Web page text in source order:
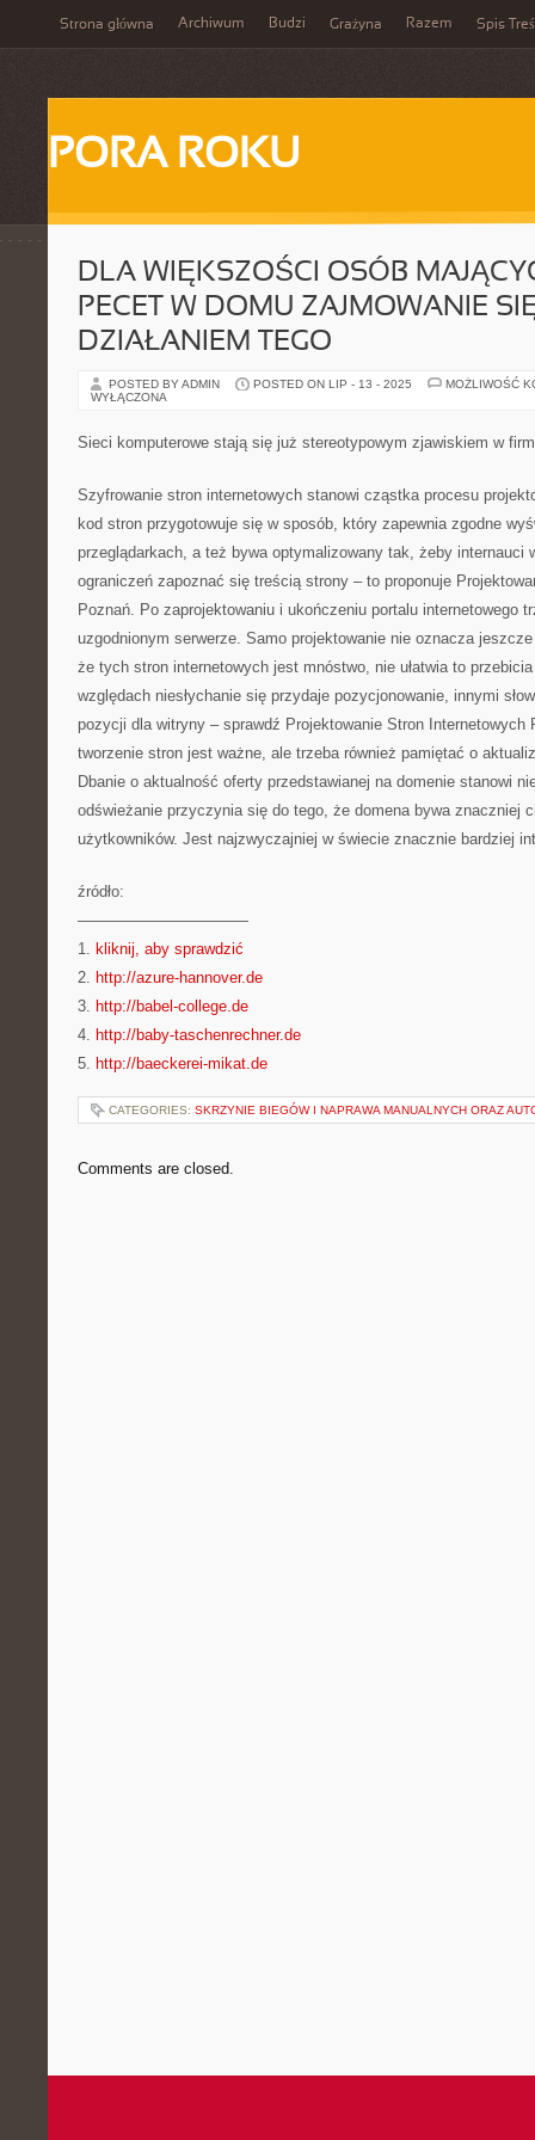
Strona główna Archiwum Budzi Grażyna Razem Spis
PORA ROKU
DLA WIĘKSZOŚCI OSÓB
PECET W DOMU ZAJMOWANIE
DZIAŁANIEM TEGO
POSTED BY ADMIN POSTED ON LIP - 13 - 2025
MOŻLIWOŚĆ
WYŁĄCZONA
Sieci komputerowe stają się już stereotypowym zjawiskiem w
Szyfrowanie stron internetowych stanowi cząstka procesu
kod stron przygotowuje się w sposób, który zapewnia zgodne
przeglądarkach, a też bywa optymalizowany tak, żeby internauci
ograniczeń zapoznać się treścią strony – to proponuje
Poznań. Po zaprojektowaniu i ukończeniu portalu internetowego
uzgodnionym serwerze. Samo projektowanie nie oznacza
że tych stron internetowych jest mnóstwo, nie ułatwia to
względach niesłychanie się przydaje pozycjonowanie, innymi
pozycji dla witryny – sprawdź Projektowanie Stron Internetowych
tworzenie stron jest ważne, ale trzeba również pamiętać o
Dbanie o aktualność oferty przedstawianej na domenie stanowi
odświeżanie przyczynia się do tego, że domena bywa znaczniej
użytkowników. Jest najzwyczajniej w świecie znacznie bardziej
źródło:
———————————
1. kliknij, aby sprawdzić
2. http://azure-hannover.de
3. http://babel-college.de
4. http://baby-taschenrechner.de
5. http://baeckerei-mikat.de
CATEGORIES: SKRZYNIE BIEGÓW I NAPRAWA MANUALNYCH ORAZ
Comments are closed.